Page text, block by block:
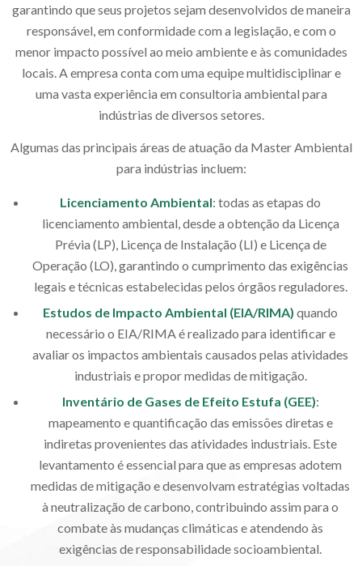
garantindo que seus projetos sejam desenvolvidos de maneira
responsável, em conformidade com a legislação, e com o
menor impacto possível ao meio ambiente e às comunidades
locais. A empresa conta com uma equipe multidisciplinar e
uma vasta experiência em consultoria ambiental para
indústrias de diversos setores.
Algumas das principais áreas de atuação da Master Ambiental
para indústrias incluem:
Licenciamento Ambiental: todas as etapas do
licenciamento ambiental, desde a obtenção da Licença
Prévia (LP), Licença de Instalação (LI) e Licença de
Operação (LO), garantindo o cumprimento das exigências
legais e técnicas estabelecidas pelos órgãos reguladores.
Estudos de Impacto Ambiental (EIA/RIMA) quando
necessário o EIA/RIMA é realizado para identificar e
avaliar os impactos ambientais causados pelas atividades
industriais e propor medidas de mitigação.
Inventário de Gases de Efeito Estufa (GEE):
mapeamento e quantificação das emissões diretas e
indiretas provenientes das atividades industriais. Este
levantamento é essencial para que as empresas adotem
medidas de mitigação e desenvolvam estratégias voltadas
à neutralização de carbono, contribuindo assim para o
combate às mudanças climáticas e atendendo às
exigências de responsabilidade socioambiental.